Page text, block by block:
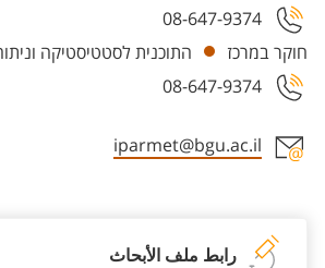
08-647-9374
חוקר במרכז
התוכנית לסטטיסטיקה
08-647-9374
iparmet@bgu.ac.il
رابط ملف الأبحاث